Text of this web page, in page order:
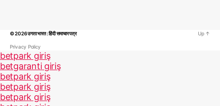
© 2026उगता भारत : हिंदी समाचार पत्र
Privacy Policy
Up ↑
betpark giriş
betgaranti giriş
betpark giriş
betpark giriş
betpark giriş